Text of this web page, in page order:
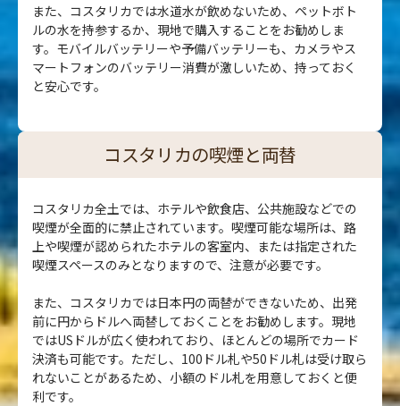
また、コスタリカでは水道水が飲めないため、ペットボト
ルの水を持参するか、現地で購入することをお勧めしま
す。モバイルバッテリーや予備バッテリーも、カメラやス
マートフォンのバッテリー消費が激しいため、持っておく
と安心です。
コスタリカの喫煙と両替
コスタリカ全土では、ホテルや飲食店、公共施設などでの
喫煙が全面的に禁止されています。喫煙可能な場所は、路
上や喫煙が認められたホテルの客室内、または指定された
喫煙スペースのみとなりますので、注意が必要です。
また、コスタリカでは日本円の両替ができないため、出発
前に円からドルへ両替しておくことをお勧めします。現地
ではUSドルが広く使われており、ほとんどの場所でカード
決済も可能です。ただし、100ドル札や50ドル札は受け取ら
れないことがあるため、小額のドル札を用意しておくと便
利です。